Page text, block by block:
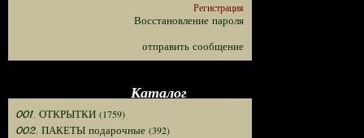
Регистрация
Восстановление пароля
отправить сообщение
Каталог
001. ОТКРЫТКИ (1759)
002. ПАКЕТЫ подарочные (392)